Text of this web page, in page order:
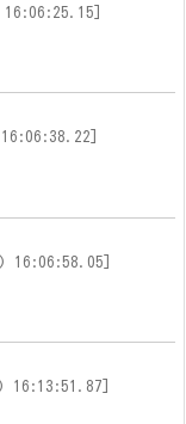
16:06:58.05]
16:13:51.87]